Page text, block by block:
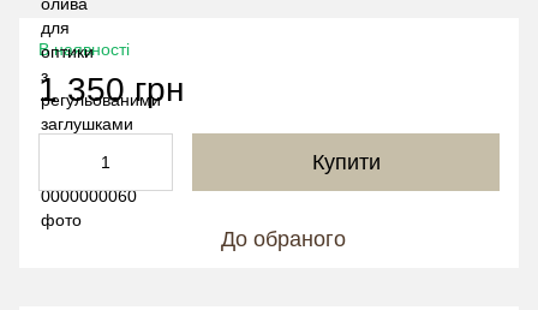
В наявності
1 350 грн
Купити
До обраного